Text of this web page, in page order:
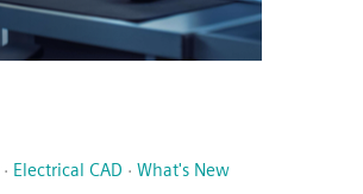
· Electrical CAD · What's New